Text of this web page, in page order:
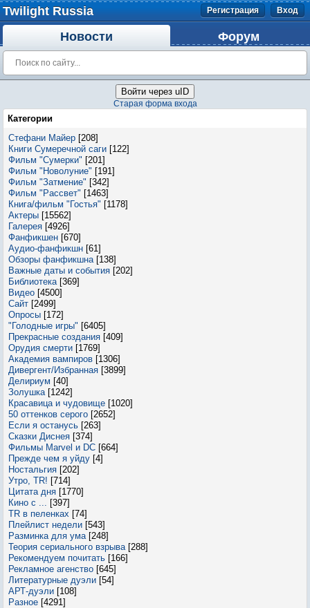
Twilight Russia Регистрация Вход
Новости Форум
Войти через uID
Старая форма входа
Категории
Стефани Майер [208]
Книги Сумеречной саги [122]
Фильм "Сумерки" [201]
Фильм "Новолуние" [191]
Фильм "Затмение" [342]
Фильм "Рассвет" [1463]
Книга/фильм "Гостья" [1178]
Актеры [15562]
Галерея [4926]
Фанфикшен [670]
Аудио-фанфикшн [61]
Обзоры фанфикшна [138]
Важные даты и события [202]
Библиотека [369]
Видео [4500]
Сайт [2499]
Опросы [172]
"Голодные игры" [6405]
Прекрасные создания [409]
Орудия смерти [1769]
Академия вампиров [1306]
Дивергент/Избранная [3899]
Делириум [40]
Золушка [1242]
Красавица и чудовище [1020]
50 оттенков серого [2652]
Если я останусь [263]
Сказки Диснея [374]
Фильмы Marvel и DC [664]
Прежде чем я уйду [4]
Ностальгия [202]
Утро, TR! [714]
Цитата дня [1770]
Кино с ... [397]
TR в пеленках [74]
Плейлист недели [543]
Разминка для ума [248]
Теория сериального взрыва [288]
Рекомендуем почитать [166]
Рекламное агенство [645]
Литературные дуэли [54]
АРТ-дуэли [108]
Разное [4291]